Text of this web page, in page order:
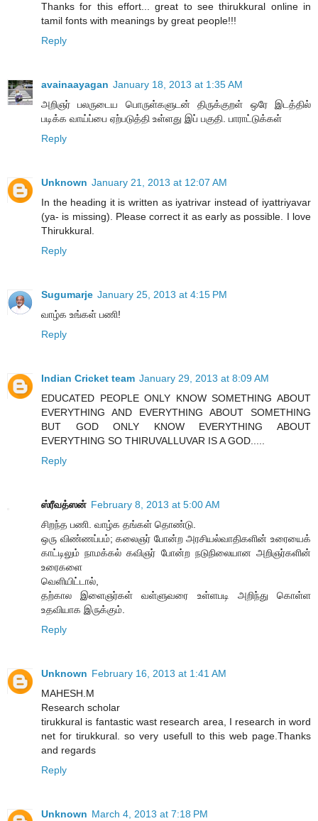
Thanks for this effort... great to see thirukkural online in
tamil fonts with meanings by great people!!!
Reply
avainaayagan January 18, 2013 at 1:35 AM
அறிஞர் பலருடைய பொருள்களுடன் திருக்குறள் ஒரே இடத்தில்
படிக்க வாய்ப்பை ஏற்படுத்தி உள்ளது இப் பகுதி. பாராட்டுக்கள்
Reply
Unknown January 21, 2013 at 12:07 AM
In the heading it is written as iyatrivar instead of iyattriyavar
(ya- is missing). Please correct it as early as possible. I love
Thirukkural.
Reply
Sugumarje January 25, 2013 at 4:15 PM
வாழ்க உங்கள் பணி!
Reply
Indian Cricket team January 29, 2013 at 8:09 AM
EDUCATED PEOPLE ONLY KNOW SOMETHING ABOUT
EVERYTHING AND EVERYTHING ABOUT SOMETHING
BUT GOD ONLY KNOW EVERYTHING ABOUT
EVERYTHING SO THIRUVALLUVAR IS A GOD.....
Reply
ஸ்ரீவத்ஸன் February 8, 2013 at 5:00 AM
சிறந்த பணி. வாழ்க தங்கள் தொண்டு.
ஒரு விண்ணப்பம்; கலைஞர் போன்ற அரசியல்வாதிகளின் உரையைக்
காட்டிலும் நாமக்கல் கவிஞர் போன்ற நடுநிலையான அறிஞர்களின்
உரைகளை
வெளியிட்டால்,
தற்கால இளைஞர்கள் வள்ளுவரை உள்ளபடி அறிந்து கொள்ள
உதவியாக இருக்கும்.
Reply
Unknown February 16, 2013 at 1:41 AM
MAHESH.M
Research scholar
tirukkural is fantastic wast research area, I research in word
net for tirukkural. so very usefull to this web page.Thanks
and regards
Reply
Unknown March 4, 2013 at 7:18 PM